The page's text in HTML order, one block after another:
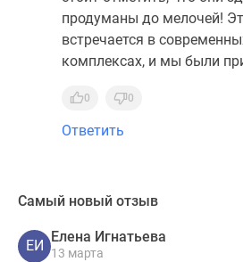
продуманы до мелочей!
встречается в
комплексах, и мы были
0 0
Ответить
Самый новый отзыв
ЕИ
Елена Игнатьева
13 марта